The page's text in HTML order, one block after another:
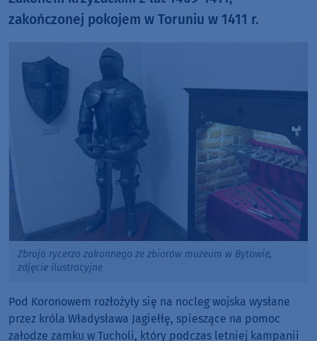
zakończonej pokojem w Toruniu w 1411 r.
Zbroja rycerza zakonnego ze zbiorów muzeum w Bytowie,
zdjęcie ilustracyjne
Pod Koronowem rozłożyły się na nocleg wojska wysłane
przez króla Władysława Jagiełłę, spieszące na pomoc
załodze zamku w Tucholi, który podczas letniej kampanii